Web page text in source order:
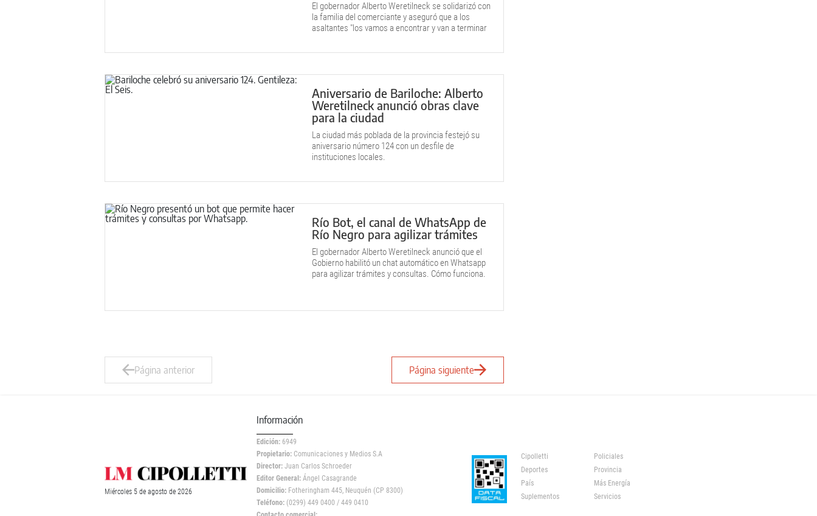
El gobernador Alberto Weretilneck se solidarizó con
la familia del comerciante y aseguró que a los
asaltantes "los vamos a encontrar y van a terminar
Aniversario de Bariloche: Alberto
Weretilneck anunció obras clave
para la ciudad
La ciudad más poblada de la provincia festejó su
aniversario número 124 con un desfile de
instituciones locales.
Río Bot, el canal de WhatsApp de
Río Negro para agilizar trámites
El gobernador Alberto Weretilneck anunció que el
Gobierno habilitó un chat automático en Whatsapp
para agilizar trámites y consultas. Cómo funciona.
Página anterior Página siguiente
Miércoles 5 de agosto de 2026
Información
Edición: 6949
Propietario: Comunicaciones y Medios S.A
Director: Juan Carlos Schroeder
Editor General: Ángel Casagrande
Domicilio: Fotheringham 445, Neuquén (CP 8300)
Teléfono: (0299) 449 0400 / 449 0410
Cipolletti
Policiales
Deportes
Provincia
País
Más Energía
Suplementos
Servicios